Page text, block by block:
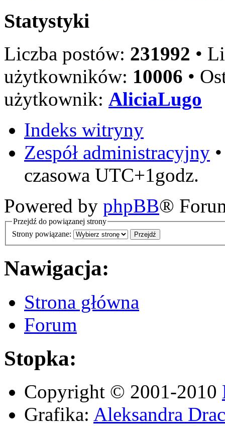
Statystyki
Liczba postów: 231992 •
użytkowników: 10006 •
użytkownik: AliciaLugo
Indeks witryny
Zespół administracyjny
czasowa UTC+1godz.
Powered by phpBB®
Przejdź do powiązanej strony
Strony powiązane:
Nawigacja:
Strona główna
Forum
Stopka:
Copyright © 2001-2010
Grafika: Aleksandra